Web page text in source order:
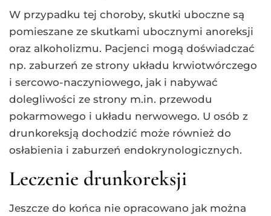
W przypadku tej choroby, skutki uboczne są
pomieszane ze skutkami ubocznymi anoreksji
oraz alkoholizmu. Pacjenci mogą doświadczać
np. zaburzeń ze strony układu krwiotwórczego
i sercowo-naczyniowego, jak i nabywać
dolegliwości ze strony m.in. przewodu
pokarmowego i układu nerwowego. U osób z
drunkoreksją dochodzić może również do
osłabienia i zaburzeń endokrynologicznych.
Leczenie drunkoreksji
Jeszcze do końca nie opracowano jak można